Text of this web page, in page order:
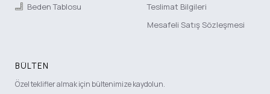
Beden Tablosu
Teslimat Bilgileri
Mesafeli Satış Sözleşmesi
BÜLTEN
Özel teklifler almak için bültenimize kaydolun.